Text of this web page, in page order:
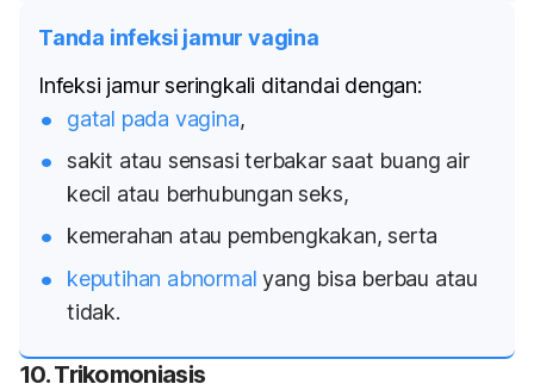
Tanda infeksi jamur vagina
Infeksi jamur seringkali ditandai dengan:
gatal pada vagina,
sakit atau sensasi terbakar saat buang air
kecil atau berhubungan seks,
kemerahan atau pembengkakan, serta
keputihan abnormal yang bisa berbau atau
tidak.
10. Trikomoniasis